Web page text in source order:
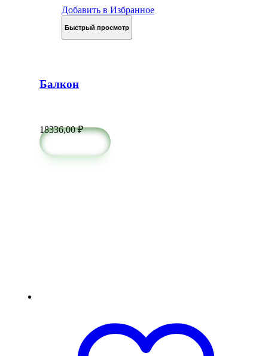
Добавить в Избранное
Быстрый просмотр
Балкон
18336,00₽